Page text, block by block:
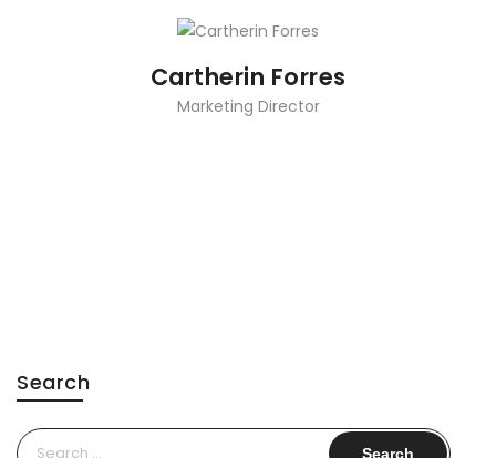
Cartherin Forres
Marketing Director
Search
Search